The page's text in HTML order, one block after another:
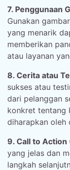
7. Penggunaan
Gunakan
yang menarik
memberikan
atau layanan
8. Cerita atau
sukses atau
dari pelanggan
konkret tentang
diharapkan oleh
9. Call to Action
yang jelas dan
langkah